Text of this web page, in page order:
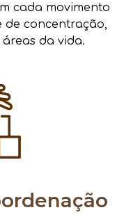
cada movimento
de concentração,
da vida.